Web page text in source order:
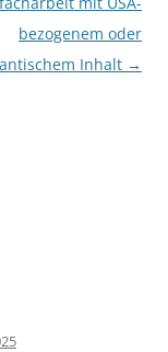
bezogenem oder
Inhalt →